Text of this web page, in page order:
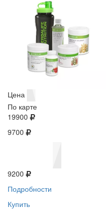
Цена
По карте
19900
9700
9200
Подробности
Купить